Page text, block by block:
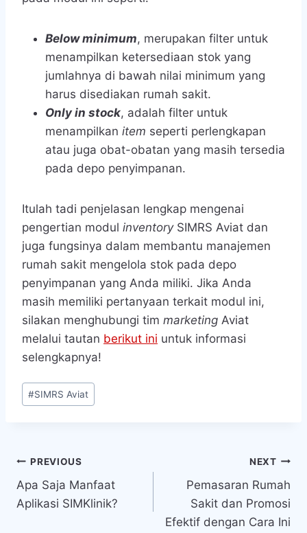
Below minimum, merupakan filter untuk
menampilkan ketersediaan stok yang
jumlahnya di bawah nilai minimum yang
harus disediakan rumah sakit.
Only in stock, adalah filter untuk
menampilkan item seperti perlengkapan
atau juga obat-obatan yang masih tersedia
pada depo penyimpanan.
Itulah tadi penjelasan lengkap mengenai
pengertian modul inventory SIMRS Aviat dan
juga fungsinya dalam membantu manajemen
rumah sakit mengelola stok pada depo
penyimpanan yang Anda miliki. Jika Anda
masih memiliki pertanyaan terkait modul ini,
silakan menghubungi tim marketing Aviat
melalui tautan berikut ini untuk informasi
selengkapnya!
Post
Tags:
#SIMRS Aviat
Navigasi
pos
PREVIOUS
Apa Saja Manfaat
Aplikasi SIMKlinik?
NEXT
Pemasaran Rumah
Sakit dan Promosi
Efektif dengan Cara Ini